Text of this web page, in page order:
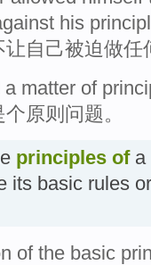
his
让自己被迫做
a matter of
原则问题。
principles ofa
its basic rules
of the basic